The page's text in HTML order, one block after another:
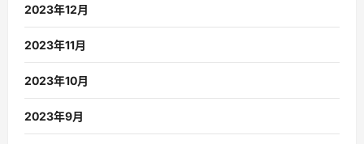
2023年12月
2023年11月
2023年10月
2023年9月